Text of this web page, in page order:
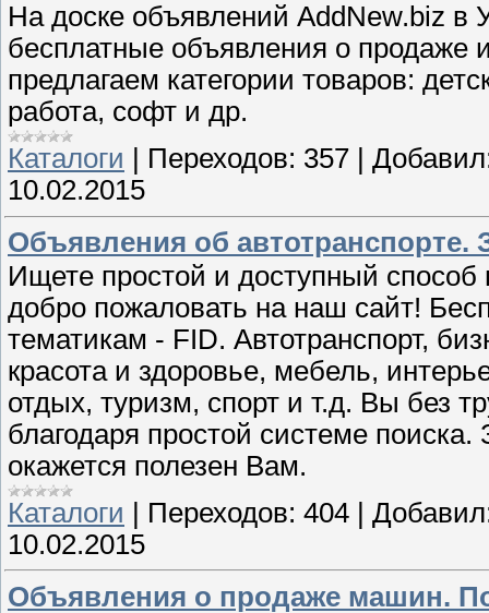
На доске объявлений AddNew.biz в
бесплатные объявления о продаже
предлагаем категории товаров:
работа, софт и др.
Каталоги
Переходов: 357
10.02.2015
Объявления об автотранспорте.
Ищете простой и доступный
добро пожаловать на наш сайт!
тематикам - FID. Автотранспорт,
красота и здоровье, мебель,
отдых, туризм, спорт и т.д. Вы без
благодаря простой системе
окажется полезен Вам.
Каталоги
Переходов: 404
10.02.2015
Объявления о продаже машин.